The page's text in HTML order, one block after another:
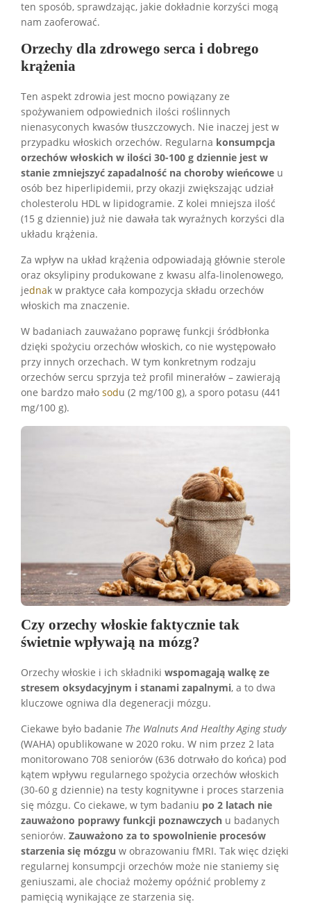
ten sposób, sprawdzając, jakie dokładnie korzyści mogą
nam zaoferować.
Orzechy dla zdrowego serca i dobrego
krążenia
Ten aspekt zdrowia jest mocno powiązany ze
spożywaniem odpowiednich ilości roślinnych
nienasyconych kwasów tłuszczowych. Nie inaczej jest w
przypadku włoskich orzechów. Regularna konsumpcja
orzechów włoskich w ilości 30-100 g dziennie jest w
stanie zmniejszyć zapadalność na choroby wieńcowe u
osób bez hiperlipidemii, przy okazji zwiększając udział
cholesterolu HDL w lipidogramie. Z kolei mniejsza ilość
(15 g dziennie) już nie dawała tak wyraźnych korzyści dla
układu krążenia.
Za wpływ na układ krążenia odpowiadają głównie sterole
oraz oksylipiny produkowane z kwasu alfa-linolenowego,
jednak w praktyce cała kompozycja składu orzechów
włoskich ma znaczenie.
W badaniach zauważano poprawę funkcji śródbłonka
dzięki spożyciu orzechów włoskich, co nie występowało
przy innych orzechach. W tym konkretnym rodzaju
orzechów sercu sprzyja też profil minerałów – zawierają
one bardzo mało sodu (2 mg/100 g), a sporo potasu (441
mg/100 g).
Czy orzechy włoskie faktycznie tak
świetnie wpływają na mózg?
Orzechy włoskie i ich składniki wspomagają walkę ze
stresem oksydacyjnym i stanami zapalnymi, a to dwa
kluczowe ogniwa dla degeneracji mózgu.
Ciekawe było badanie The Walnuts And Healthy Aging study
(WAHA) opublikowane w 2020 roku. W nim przez 2 lata
monitorowano 708 seniorów (636 dotrwało do końca) pod
kątem wpływu regularnego spożycia orzechów włoskich
(30-60 g dziennie) na testy kognitywne i proces starzenia
się mózgu. Co ciekawe, w tym badaniu po 2 latach nie
zauważono poprawy funkcji poznawczych u badanych
seniorów. Zauważono za to spowolnienie procesów
starzenia się mózgu w obrazowaniu fMRI. Tak więc dzięki
regularnej konsumpcji orzechów może nie staniemy się
geniuszami, ale chociaż możemy opóźnić problemy z
pamięcią wynikające ze starzenia się.